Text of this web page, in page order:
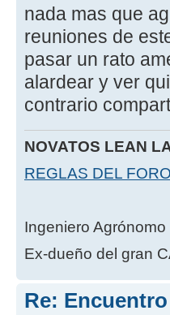
nada mas que
reuniones de
pasar un rato
alardear y ver
contrario
NOVATOS LEAN
REGLAS DEL FORO
Ingeniero Agrónomo
Ex-dueño del gran
Re: